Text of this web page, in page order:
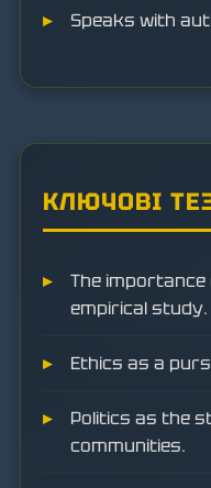
Speaks with
КЛЮЧОВІ
The
empirical study.
Ethics as a
Politics as the
communities.